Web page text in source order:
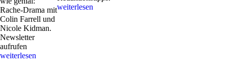
Rache-Drama mit
Colin Farrell und
Nicole Kidman.
Newsletter
aufrufen
weiterlesen
weiterlesen